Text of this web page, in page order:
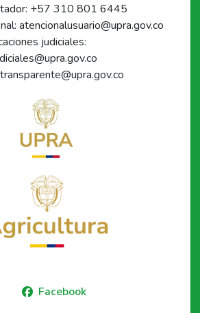
+57 310 801 6445
atencionalusuario@upra.gov.co
judiciales:
Facebook